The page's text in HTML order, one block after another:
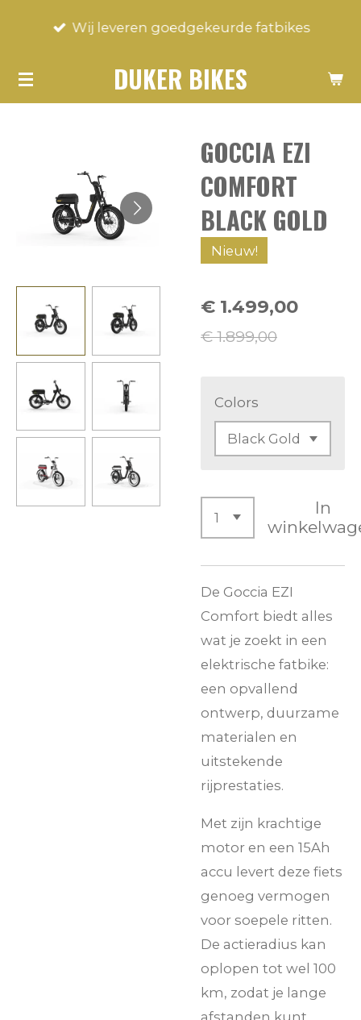
de
DUKER BIKES
Wij leveren goedgekeurde fatbikes
GOCCIA EZI
COMFORT
BLACK GOLD
Nieuw!
€ 1.499,00
€ 1.899,00
Colors
In
De Goccia EZI
Comfort biedt alles
wat je zoekt in een
elektrische fatbike:
een opvallend
ontwerp, duurzame
materialen en
uitstekende
rijprestaties.
Met zijn krachtige
motor en een 15Ah
accu levert deze fiets
genoeg vermogen
voor soepele ritten.
De actieradius kan
oplopen tot wel 100
km, zodat je lange
afstanden kunt